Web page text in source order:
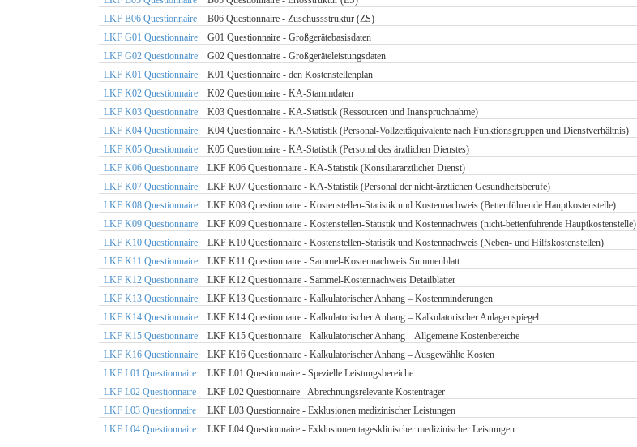
LKF B06 Questionnaire
B06 Questionnaire - Zuschussstruktur (ZS)
LKF G01 Questionnaire
G01 Questionnaire - Großgerätebasisdaten
LKF G02 Questionnaire
G02 Questionnaire - Großgeräteleistungsdaten
LKF K01 Questionnaire
K01 Questionnaire - den Kostenstellenplan
LKF K02 Questionnaire
K02 Questionnaire - KA-Stammdaten
LKF K03 Questionnaire
K03 Questionnaire - KA-Statistik (Ressourcen und Inanspruchnahme)
LKF K04 Questionnaire
K04 Questionnaire - KA-Statistik (Personal-Vollzeitäquivalente nach Funktionsgruppen und Dienstverhältnis)
LKF K05 Questionnaire
K05 Questionnaire - KA-Statistik (Personal des ärztlichen Dienstes)
LKF K06 Questionnaire
LKF K06 Questionnaire - KA-Statistik (Konsiliarärztlicher Dienst)
LKF K07 Questionnaire
LKF K07 Questionnaire - KA-Statistik (Personal der nicht-ärztlichen Gesundheitsberufe)
LKF K08 Questionnaire
LKF K08 Questionnaire - Kostenstellen-Statistik und Kostennachweis (Bettenführende Hauptkostenstelle)
LKF K09 Questionnaire
LKF K09 Questionnaire - Kostenstellen-Statistik und Kostennachweis (nicht-bettenführende Hauptkostenstelle)
LKF K10 Questionnaire
LKF K10 Questionnaire - Kostenstellen-Statistik und Kostennachweis (Neben- und Hilfskostenstellen)
LKF K11 Questionnaire
LKF K11 Questionnaire - Sammel-Kostennachweis Summenblatt
LKF K12 Questionnaire
LKF K12 Questionnaire - Sammel-Kostennachweis Detailblätter
LKF K13 Questionnaire
LKF K13 Questionnaire - Kalkulatorischer Anhang – Kostenminderungen
LKF K14 Questionnaire
LKF K14 Questionnaire - Kalkulatorischer Anhang – Kalkulatorischer Anlagenspiegel
LKF K15 Questionnaire
LKF K15 Questionnaire - Kalkulatorischer Anhang – Allgemeine Kostenbereiche
LKF K16 Questionnaire
LKF K16 Questionnaire - Kalkulatorischer Anhang – Ausgewählte Kosten
LKF L01 Questionnaire
LKF L01 Questionnaire - Spezielle Leistungsbereiche
LKF L02 Questionnaire
LKF L02 Questionnaire - Abrechnungsrelevante Kostenträger
LKF L03 Questionnaire
LKF L03 Questionnaire - Exklusionen medizinischer Leistungen
LKF L04 Questionnaire
LKF L04 Questionnaire - Exklusionen tagesklinischer medizinischer Leistungen